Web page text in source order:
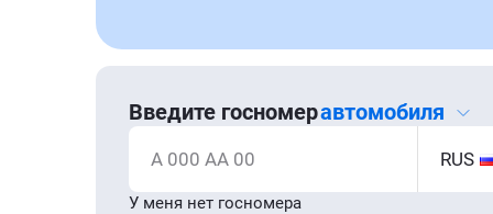
Введите госномеравтомобиля
А 000 АА 00 RUS
У меня нет госномера